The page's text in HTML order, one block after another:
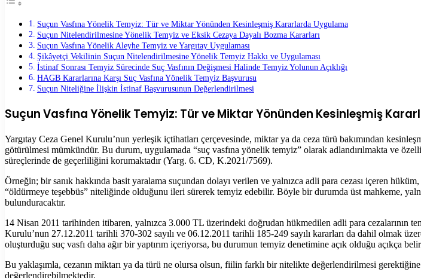
Suçun Vasfına Yönelik Temyiz: Tür ve Miktar Yönünden Kesinleşmiş Kararlarda Uygulama
Suçun Nitelendirilmesine Yönelik Temyiz ve Eksik Cezaya Dayalı Bozma Kararları
Suçun Vasfına Yönelik Aleyhe Temyiz ve Yargıtay Uygulaması
Şikâyetçi Vekilinin Suçun Nitelendirilmesine Yönelik Temyiz Hakkı ve Uygulaması
İstinaf Sonrası Temyiz Sürecinde Suç Vasfının Değişmesi Halinde Temyiz Yolunun Açıklığı
HAGB Kararlarına Karşı Suç Vasfına Yönelik Temyiz Başvurusu
Suçun Niteliğine İlişkin İstinaf Başvurusunun Değerlendirilmesi
Suçun Vasfına Yönelik Temyiz: Tür ve Miktar Yönünden Kesinleşmiş
Yargıtay Ceza Genel Kurulu’nun yerleşik içtihatları çerçevesinde, miktar ya da ceza türü bakımından
götürülmesi mümkündür. Bu durum, uygulamada “suç vasfına yönelik temyiz” olarak adlandırılmakta ve
süreçlerinde de geçerliliğini korumaktadır (Yarg. 6. CD, K.2021/7569).
Örneğin; bir sanık hakkında basit yaralama suçundan dolayı verilen ve yalnızca adli para cezası içeren
“öldürmeye teşebbüs” niteliğinde olduğunu ileri sürerek temyiz edebilir. Böyle bir durumda üst mahkeme,
bulunduracaktır.
14 Nisan 2011 tarihinden itibaren, yalnızca 3.000 TL üzerindeki doğrudan hükmedilen adli para cezalarının
Kurulu’nun 27.12.2011 tarihli 370-302 sayılı ve 06.12.2011 tarihli 185-249 sayılı kararları da dahil olmak
oluşturduğu suç vasfı daha ağır bir yaptırım içeriyorsa, bu durumun temyiz denetimine açık olduğu açıkça
Bu yaklaşımla, cezanın miktarı ya da türü ne olursa olsun, fiilin farklı bir nitelikte değerlendirilmesi
değerlendirebilmektedir.